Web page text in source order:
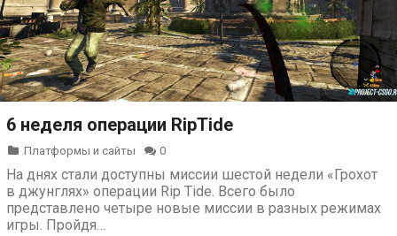
6 неделя операции RipTide
Платформы и сайты 0
На днях стали доступны миссии шестой недели «Грохот
в джунглях» операции Rip Tide. Всего было
представлено четыре новые миссии в разных режимах
игры. Пройдя…